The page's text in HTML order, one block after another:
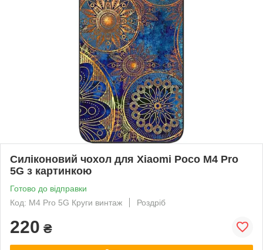
Силіконовий чохол для Xiaomi Poco M4 Pro
5G з картинкою
Готово до відправки
Код: M4 Pro 5G Круги винтаж
Роздріб
220 ₴